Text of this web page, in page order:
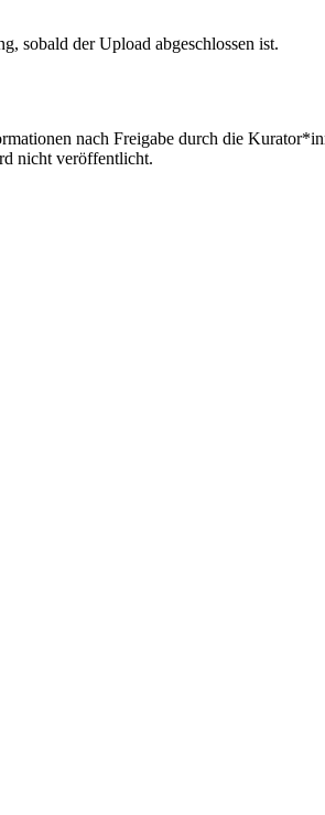
sobald der Upload abgeschlossen ist.
nach Freigabe durch die
nicht veröffentlicht.